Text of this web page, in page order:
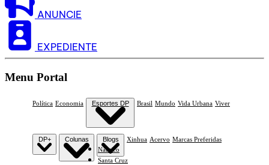
ANUNCIE
EXPEDIENTE
Menu Portal
Política Economia Esportes DP
Náutico
Santa Cruz
Brasil Mundo Vida Urbana Viver
DP+ Colunas Blogs Xinhua Acervo Marcas Preferidas